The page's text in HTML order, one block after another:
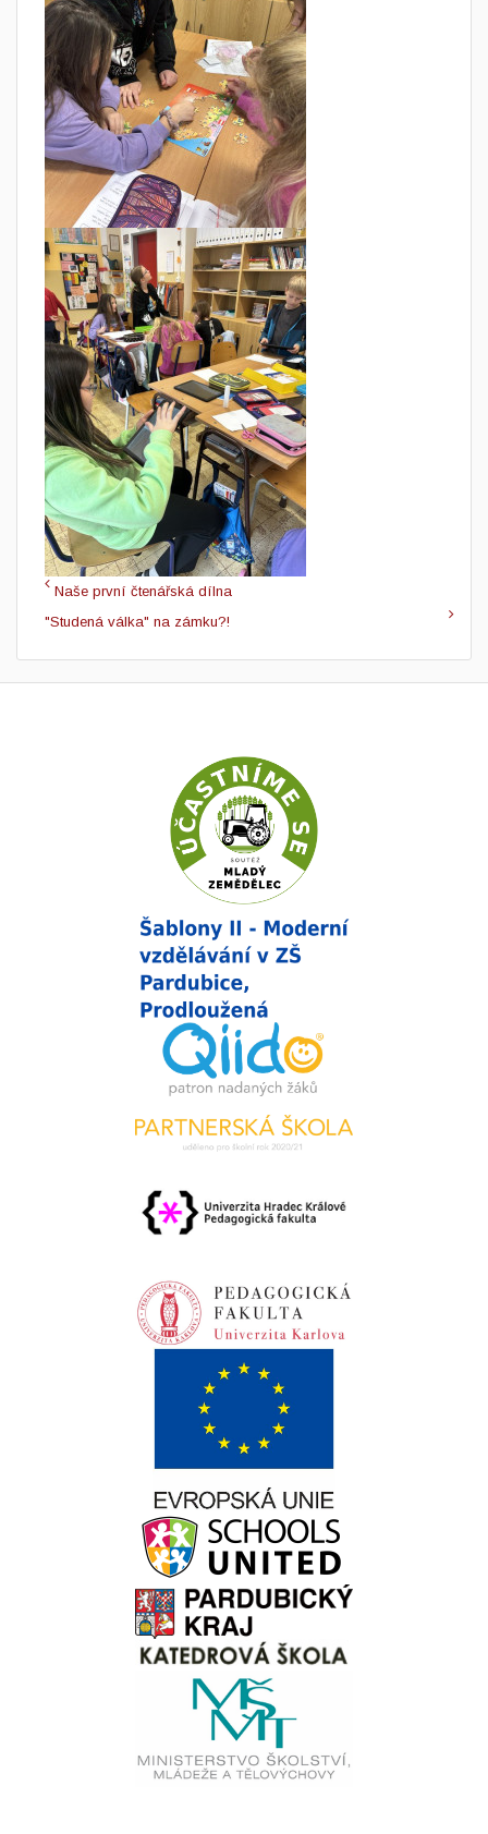
Naše první čtenářská dílna
"Studená válka" na zámku?!